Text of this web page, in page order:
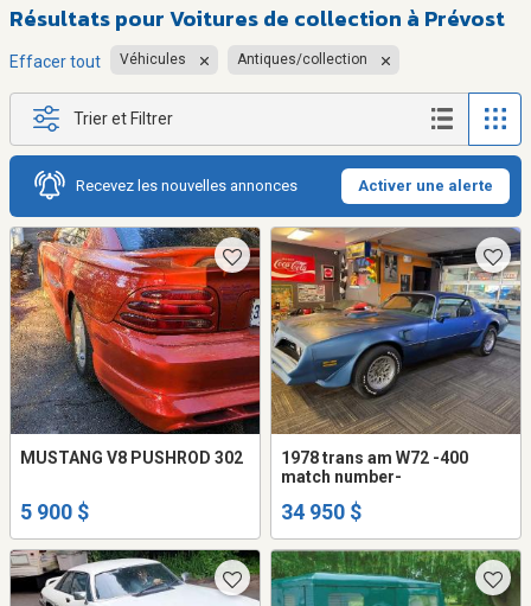
Résultats pourVoitures de collection à Prévost
Effacer tout Véhicules Antiques/collection
Trier et Filtrer
Recevez les nouvelles annonces Activer une alerte
MUSTANG V8 PUSHROD 302
5 900 $
1978 trans am W72 -400
match number-
34 950 $